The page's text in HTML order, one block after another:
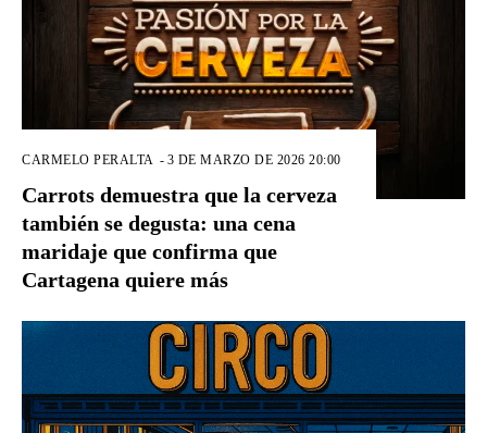
CARMELO PERALTA - 3 DE MARZO DE 2026 20:00
Carrots demuestra que la cerveza
también se degusta: una cena
maridaje que confirma que
Cartagena quiere más